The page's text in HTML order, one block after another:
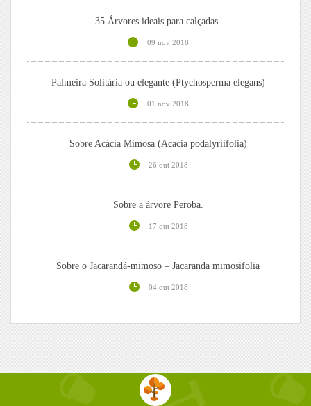
35 Árvores ideais para calçadas.
09 nov 2018
Palmeira Solitária ou elegante (Ptychosperma elegans)
01 nov 2018
Sobre Acácia Mimosa (Acacia podalyriifolia)
26 out 2018
Sobre a árvore Peroba.
17 out 2018
Sobre o Jacarandá-mimoso – Jacaranda mimosifolia
04 out 2018